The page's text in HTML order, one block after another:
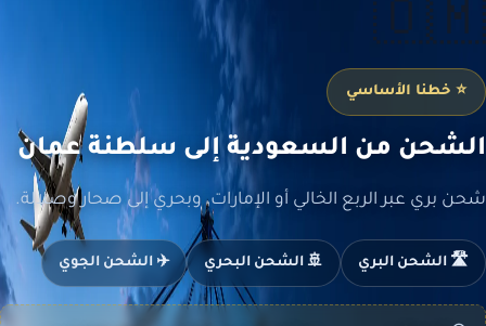
🇴🇲
⭐ خطنا الأساسي
الشحن من السعودية إلى سلطنة عمان
شحن بري عبر الربع الخالي أو الإمارات، وبحري إلى صحار وصلالة.
🛣️ الشحن البري 🚢 الشحن البحري ✈️ الشحن الجوي